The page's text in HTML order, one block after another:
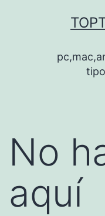
No
aquí